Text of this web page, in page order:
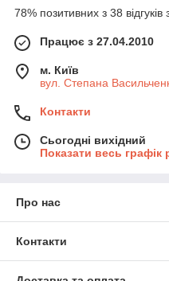
78% позитивних з 38 відгуків
Працює з 27.04.2010
м. Київ
вул. Степана
Контакти
Сьогодні вихідний
Показати весь графік
Про нас
Контакти